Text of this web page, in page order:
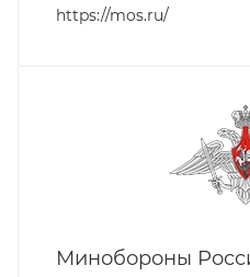
https://mos.ru/
Минобороны